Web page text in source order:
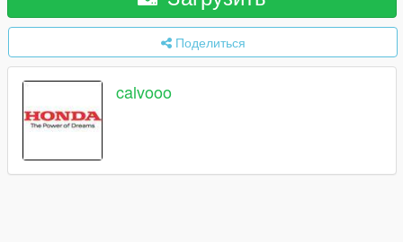
Поделиться
calvooo